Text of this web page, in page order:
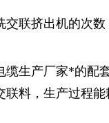
联挤出机的次
缆生产厂家*的配
料，生产过程